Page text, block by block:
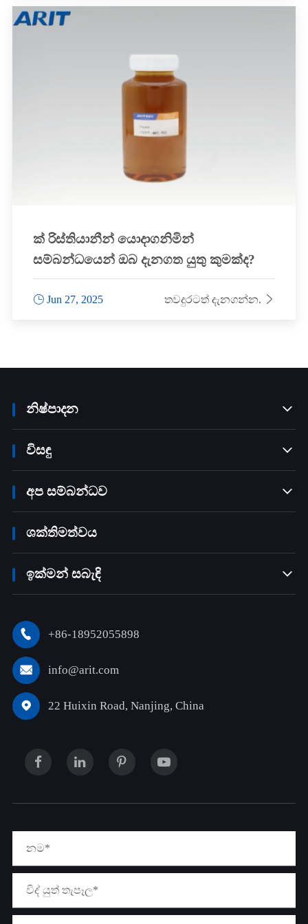
ක් රිස්තියානීන් යොදාගනිමින්
සම්බන්ධයෙන් ඔබ දැනගත යුතු කුමක්ද?
Jun 27, 2025 තවදුරටත් දැනගන්න. 
නිෂ්පාදන 
විසඳු 
අප සම්බන්ධව 
ශක්තිමත්වය
ඉක්මන් සබැඳි 
 +86-18952055898
 info@arit.com
 22 Huixin Road, Nanjing, China